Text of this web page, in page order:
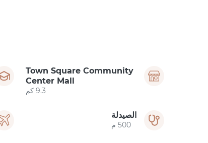
Town Square Community
Center Mall
9.3 كم
الصيدلة
500 م